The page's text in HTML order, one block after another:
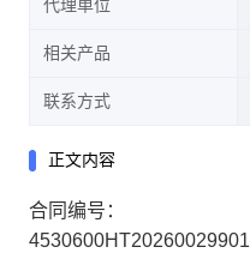
代理单位
相关产品
联系方式
正文内容
合同编号：
4530600HT20260029901